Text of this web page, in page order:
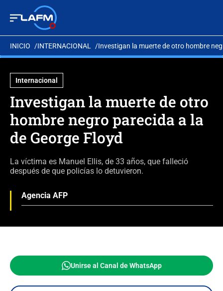
INICIO INTERNACIONAL Investigan la muerte de otro hombre
Internacional
Investigan la muerte de otro
hombre negro parecida a la
de George Floyd
La víctima es Manuel Ellis, de 33 años, que falleció
después de que policías lo detuvieron.
Agencia AFP
Unirse al Canal de WhatsApp